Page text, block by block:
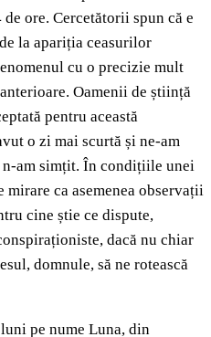
ore. Cercetătorii spun că e
la apariția ceasurilor
cu o precizie mult
Oamenii de știință
pentru această
o zi mai scurtă și ne-am
am simțit. În condițiile unei
ca asemenea observații
cine știe ce dispute,
dacă nu chiar
domnule, să ne rotească
pe nume Luna, din